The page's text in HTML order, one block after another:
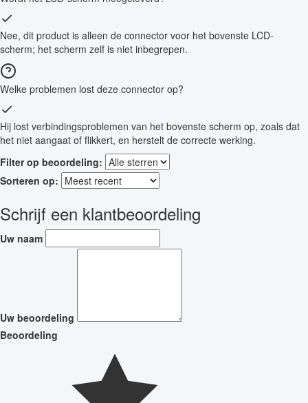
Nee, dit product is alleen de connector voor het bovenste LCD-
scherm; het scherm zelf is niet inbegrepen.
Welke problemen lost deze connector op?
Hij lost verbindingsproblemen van het bovenste scherm op, zoals dat
het niet aangaat of flikkert, en herstelt de correcte werking.
Filter op beoordeling:
Sorteren op:
Schrijf een klantbeoordeling
Uw naam
Uw beoordeling
Beoordeling